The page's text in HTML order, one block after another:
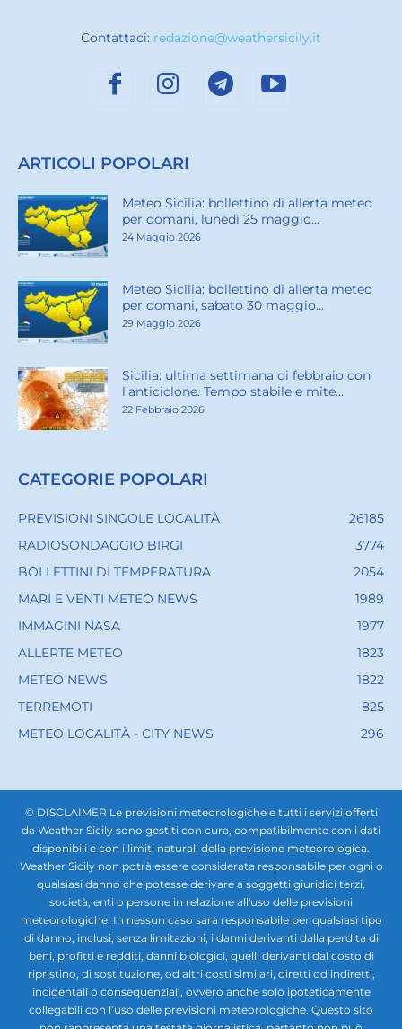
Contattaci: redazione@weathersicily.it
ARTICOLI POPOLARI
Meteo Sicilia: bollettino di allerta meteo
per domani, lunedì 25 maggio...
24 Maggio 2026
Meteo Sicilia: bollettino di allerta meteo
per domani, sabato 30 maggio...
29 Maggio 2026
Sicilia: ultima settimana di febbraio con
l’anticiclone. Tempo stabile e mite...
22 Febbraio 2026
CATEGORIE POPOLARI
PREVISIONI SINGOLE LOCALITÀ
26185
RADIOSONDAGGIO BIRGI
3774
BOLLETTINI DI TEMPERATURA
2054
MARI E VENTI METEO NEWS
1989
IMMAGINI NASA
1977
ALLERTE METEO
1823
METEO NEWS
1822
TERREMOTI
825
METEO LOCALITÀ - CITY NEWS
296
© DISCLAIMER Le previsioni meteorologiche e tutti i servizi offerti
da Weather Sicily sono gestiti con cura, compatibilmente con i dati
disponibili e con i limiti naturali della previsione meteorologica.
Weather Sicily non potrà essere considerata responsabile per ogni o
qualsiasi danno che potesse derivare a soggetti giuridici terzi,
società, enti o persone in relazione all'uso delle previsioni
meteorologiche. In nessun caso sarà responsabile per qualsiasi tipo
di danno, inclusi, senza limitazioni, i danni derivanti dalla perdita di
beni, profitti e redditi, danni biologici, quelli derivanti dal costo di
ripristino, di sostituzione, od altri costi similari, diretti od indiretti,
incidentali o consequenziali, ovvero anche solo ipoteticamente
collegabili con l’uso delle previsioni meteorologiche. Questo sito